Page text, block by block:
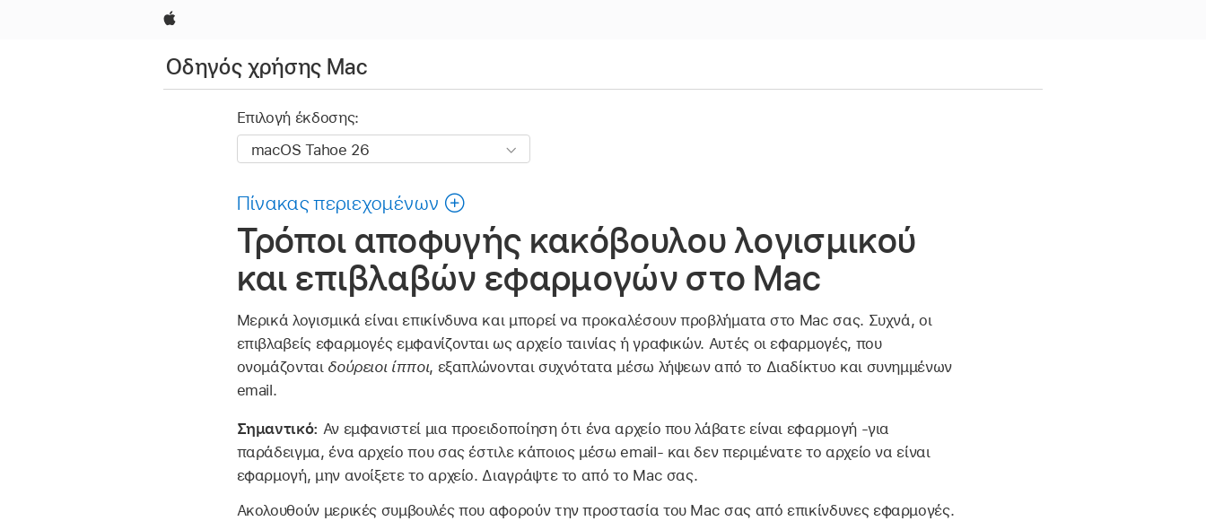
Apple
Οδηγός χρήσης Mac
Επιλογή έκδοσης:
Πίνακας περιεχομένων
Τρόποι αποφυγής κακόβουλου λογισμικού
και επιβλαβών εφαρμογών στο Mac
Μερικά λογισμικά είναι επικίνδυνα και μπορεί να προκαλέσουν προβλήματα στο Mac σας. Συχνά, οι
επιβλαβείς εφαρμογές εμφανίζονται ως αρχείο ταινίας ή γραφικών. Αυτές οι εφαρμογές, που
ονομάζονται δούρειοι ίπποι, εξαπλώνονται συχνότατα μέσω λήψεων από το Διαδίκτυο και συνημμένων
email.
Σημαντικό: Αν εμφανιστεί μια προειδοποίηση ότι ένα αρχείο που λάβατε είναι εφαρμογή -για
παράδειγμα, ένα αρχείο που σας έστιλε κάποιος μέσω email- και δεν περιμένατε το αρχείο να είναι
εφαρμογή, μην ανοίξετε το αρχείο. Διαγράψτε το από το Mac σας.
Ακολουθούν μερικές συμβουλές που αφορούν την προστασία του Mac σας από επικίνδυνες εφαρμογές.